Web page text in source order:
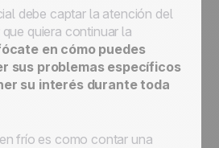
debe captar la atención del
quiera continuar la
en cómo puedes
sus problemas específicos
su interés durante toda
frío es como contar una